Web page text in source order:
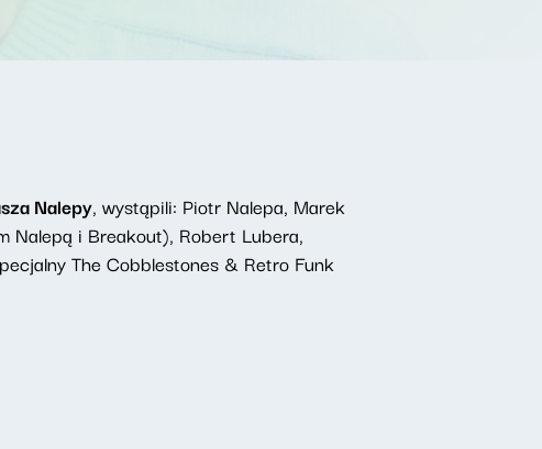
Nalepy, wystąpili: Piotr Nalepa, Marek
Nalepą i Breakout), Robert Lubera,
The Cobblestones & Retro Funk